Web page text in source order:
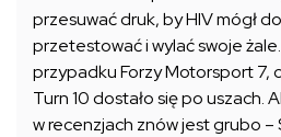
przesuwać druk, by HIV mógł
przetestować i wylać swoje
przypadku Forzy Motorsport 7,
Turn 10 dostało się po uszach.
w recenzjach znów jest grubo –